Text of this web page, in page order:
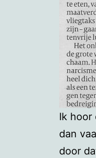
Ik hoor
dan
door